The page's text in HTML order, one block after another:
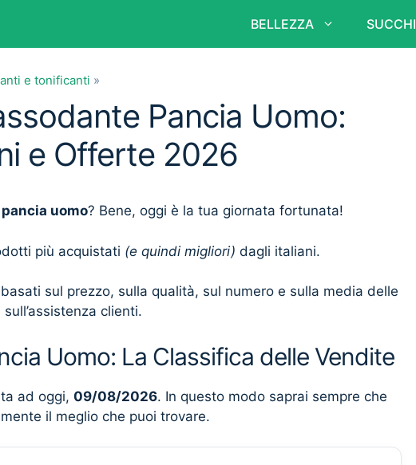
BELLEZZA SUCCHI
e tonificanti »
Pancia Uomo:
e Offerte 2026
uomo? Bene, oggi è la tua giornata fortunata!
più acquistati (e quindi migliori) dagli italiani.
sul prezzo, sulla qualità, sul numero e sulla media delle
clienti.
Uomo: La Classifica delle Vendite
ad oggi, 09/08/2026. In questo modo saprai sempre che
il meglio che puoi trovare.